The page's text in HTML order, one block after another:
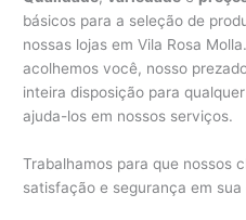
básicos para a seleção de
nossas lojas em Vila Rosa
acolhemos você, nosso
inteira disposição para
ajuda-los em nossos serviços.
Trabalhamos para que nossos
satisfação e segurança em sua